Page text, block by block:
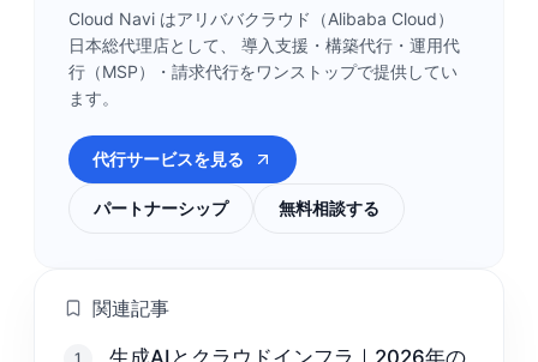
Cloud Navi はアリババクラウド（Alibaba Cloud）
日本総代理店として、 導入支援・構築代行・運用代
行（MSP）・請求代行をワンストップで提供してい
ます。
代行サービスを見る
パートナーシップ 無料相談する
関連記事
1